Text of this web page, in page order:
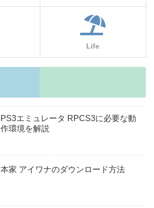
Life
PS3エミュレータ RPCS3に必要な動
作環境を解説
本家 アイワナのダウンロード方法